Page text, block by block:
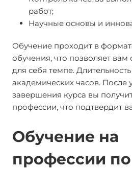
работ;
Научные основы и
Обучение проходит в
обучения, что позволяет вам
для себя темпе. Длительность
академических часов. После
завершения курса вы
профессии, что подтвердит
Обучение на
профессии